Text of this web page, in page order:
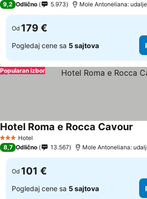
9,2 Odlično 5.973 Mole Antoneliana:
Od 179 €
Pogledaj cene sa 5 sajtova
Popularan izbor
3 Zvezdice
Hotel
Hotel Roma e Rocca Cavour
8,7 Odlično 13.567 Mole Antoneliana:
Od 101 €
Pogledaj cene sa 5 sajtova